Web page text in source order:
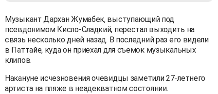
Музыкант Дархан Жумабек, выступающий под
псевдонимом Кисло-Сладкий, перестал выходить на
связь несколько дней назад. В последний раз его видели
в Паттайе, куда он приехал для съемок музыкальных
клипов.
Накануне исчезновения очевидцы заметили 27-летнего
артиста на пляже в неадекватном состоянии.